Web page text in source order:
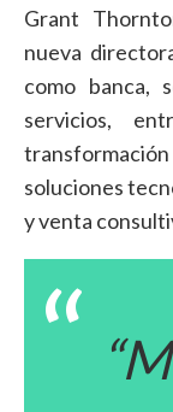
Grant
nueva
como banca,
servicios,
soluciones
y venta